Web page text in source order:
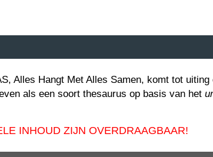
Alles Hangt Met Alles Samen, komt tot
als een soort thesaurus op basis van het
INHOUD ZIJN OVERDRAAGBAAR!